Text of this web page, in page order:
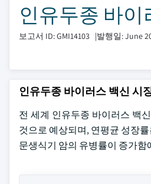
인유두종 바이
보고서 ID: GMI14103 |발행일: June
인유두종 바이러스 백신 시
전 세계 인유두종 바이러스 백
것으로 예상되며, 연평균 성장
문생식기 암의 유병률이 증가함